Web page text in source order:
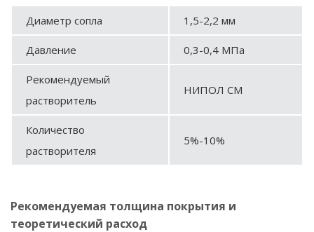
Диаметр сопла 1,5-2,2 мм
Давление 0,3-0,4 МПа
Рекомендуемый
растворитель
НИПОЛ СМ
Количество
растворителя
5%-10%
Рекомендуемая толщина покрытия и
теоретический расход